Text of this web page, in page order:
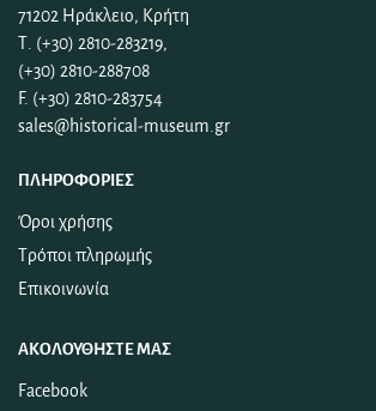
71202 Ηράκλειο, Κρήτη
Τ. (+30) 2810-283219,
(+30) 2810-288708
F. (+30) 2810-283754
sales@historical-museum.gr
ΠΛΗΡΟΦΟΡΊΕΣ
Όροι χρήσης
Τρόποι πληρωμής
Επικοινωνία
ΑΚΟΛΟΥΘΉΣΤΕ ΜΑΣ
Facebook